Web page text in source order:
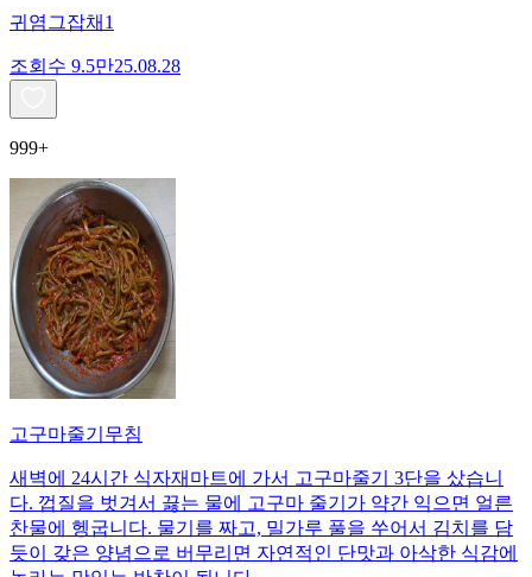
귀염그잡채1
조회수 9.5만25.08.28
999+
고구마줄기무침
새벽에 24시간 식자재마트에 가서 고구마줄기 3단을 샀습니
다. 껍질을 벗겨서 끓는 물에 고구마 줄기가 약간 익으면 얼른
찬물에 헹굽니다. 물기를 짜고, 밀가루 풀을 쑤어서 김치를 담
듯이 갖은 양념으로 버무리면 자연적인 단맛과 아삭한 식감에